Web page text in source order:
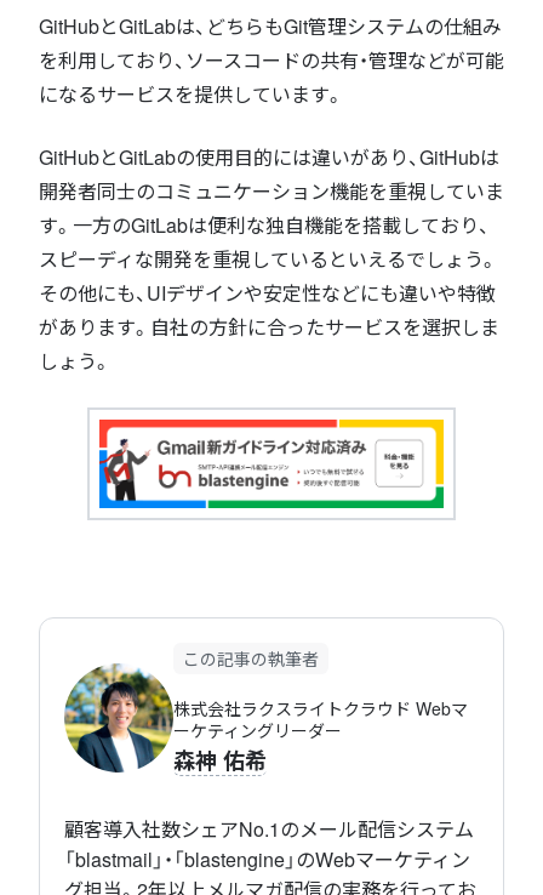
GitHubとGitLabは、どちらもGit管理システムの仕組み
を利用しており、ソースコードの共有・管理などが可能
になるサービスを提供しています。
GitHubとGitLabの使用目的には違いがあり、GitHubは
開発者同士のコミュニケーション機能を重視していま
す。一方のGitLabは便利な独自機能を搭載しており、
スピーディな開発を重視しているといえるでしょう。
その他にも、UIデザインや安定性などにも違いや特徴
があります。自社の方針に合ったサービスを選択しま
しょう。
この記事の執筆者
株式会社ラクスライトクラウド Webマ
ーケティングリーダー
森神 佑希
顧客導入社数シェアNo.1のメール配信システム
「blastmail」・「blastengine」のWebマーケティン
グ担当。2年以上メルマガ配信の実務を行ってお